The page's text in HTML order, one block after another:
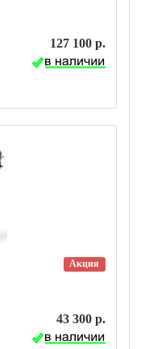
127 100 р.
Акция
43 300 р.